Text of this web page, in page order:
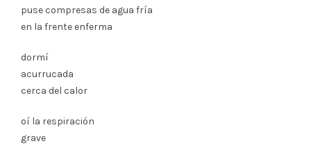
puse compresas de agua fría
en la frente enferma
dormí
acurrucada
cerca del calor
oí la respiración
grave